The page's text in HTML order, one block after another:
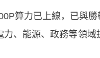
算力已上線，已與勝
、能源、政務等領